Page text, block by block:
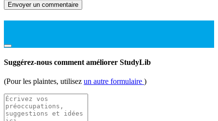
Envoyer un commentaire
Suggérez-nous comment améliorer StudyLib
(Pour les plaintes, utilisez un autre formulaire )